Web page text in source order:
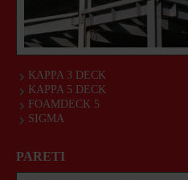
KAPPA 3 DECK
KAPPA 5 DECK
FOAMDECK 5
SIGMA
PARETI